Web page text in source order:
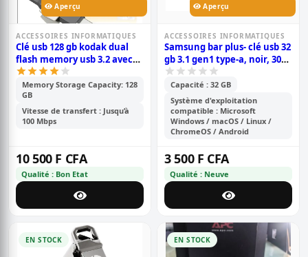
Aperçu
ACCESSOIRES INFORMATIQUES
Clé usb 128 gb kodak dual
flash memory usb 3.2 avec
connecteur type-c otg ou
phantom
Memory Storage Capacity: 128
GB
Vitesse de transfert : Jusqu’à
100 Mbps
10 500 F CFA
Qualité : Bon Etat
Aperçu
ACCESSOIRES INFORMATIQUES
Samsung bar plus- clé usb 32
gb 3.1 gen1 type-a, noir, 300
mo/s en lecture, pour
pc/ordinateurs portables
Capacité : 32 GB
Système d'exploitation
compatible : Microsoft
Windows / macOS / Linux /
ChromeOS / Android
3 500 F CFA
Qualité : Neuve
EN STOCK EN STOCK